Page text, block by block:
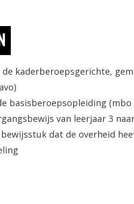
kaderberoepsgerichte,
basisberoepsopleiding (mbo
van leerjaar 3
dat de overheid